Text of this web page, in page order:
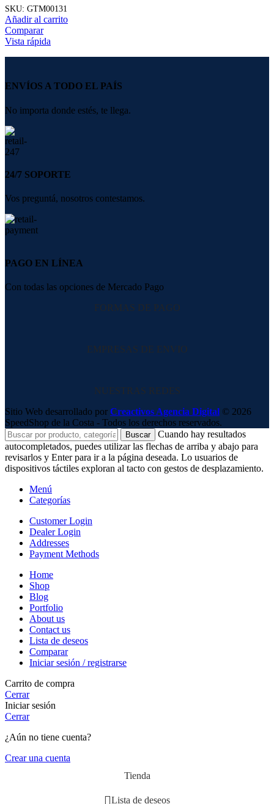
SKU: GTM00131
Añadir al carrito
Comparar
Vista rápida
ENVÍOS A TODO EL PAÍS
No importa donde estés, te llega.
24/7 SOPORTE
Vos preguntá, nosotros contestamos.
PAGO EN LÍNEA
Con todas las opciones de Mercado Pago
FORMAS DE PAGO
EMPRESAS DE ENVIO
NUESTRAS REDES
Sitio Web desarrollado por Creactivos Agencia Digital © 2026
SpeedShop de la Costa - Todos los derechos reservados.
Buscar
Cuando hay resultados
autocompletados, puedes utilizar las flechas de arriba y abajo para
revisarlos y Enter para ir a la página deseada. Lo usuarios de
dispositivos táctiles exploran al tacto con gestos de desplazamiento.
Menú
Categorías
Customer Login
Dealer Login
Addresses
Payment Methods
Home
Shop
Blog
Portfolio
About us
Contact us
Lista de deseos
Comparar
Iniciar sesión / registrarse
Carrito de compra
Cerrar
Iniciar sesión
Cerrar
¿Aún no tiene cuenta?
Crear una cuenta
Tienda
Lista de deseos